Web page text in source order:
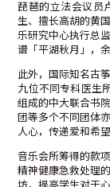
琵琶的立法会议员
生、擅长高胡的黄
乐研究中心执行总
谱「平湖秋月」，
此外，国际知名古
九位不同专科医生
组成的中大联合书
团等多个不同团体
人心，传递爱和希
音乐会所筹得的款
精神健康急救处理